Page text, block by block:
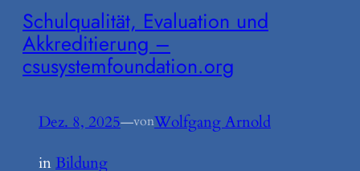
Schulqualität, Evaluation und
Akkreditierung –
csusystemfoundation.org
Dez. 8, 2025—vonWolfgang Arnold
inBildung